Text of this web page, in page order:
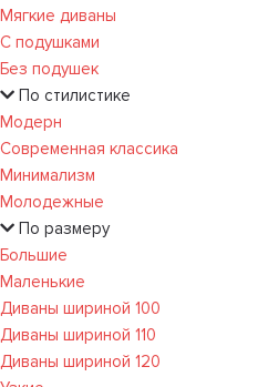
Мягкие диваны
С подушками
Без подушек
По стилистике
Модерн
Современная классика
Минимализм
Молодежные
По размеру
Большие
Маленькие
Диваны шириной 100
Диваны шириной 110
Диваны шириной 120